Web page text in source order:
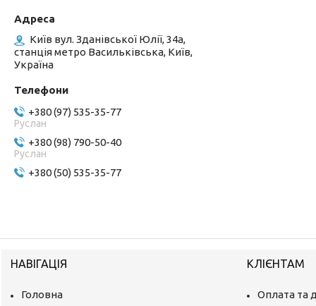
Київ вул. Зданівської Юлії, 34а,
станція метро Васильківська, Київ,
Україна
+380 (97) 535-35-77
Руслан
+380 (98) 790-50-40
Руслан
+380 (50) 535-35-77
НАВІГАЦІЯ
Головна
КЛІЄНТАМ
Оплата та